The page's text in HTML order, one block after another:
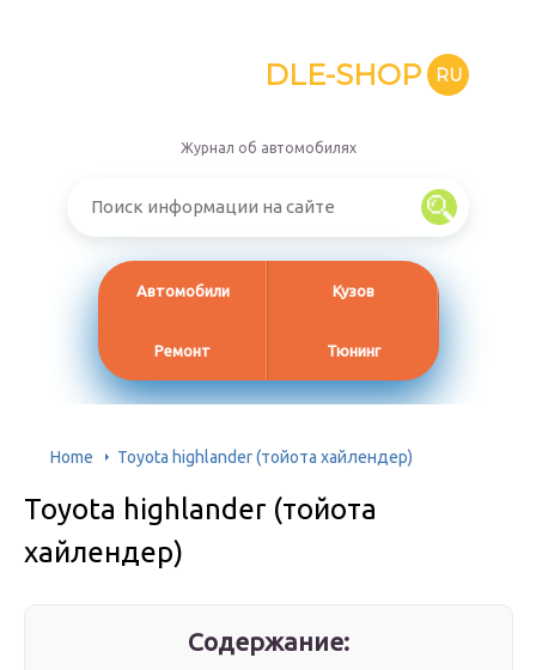
DLE-SHOP RU
Журнал об автомобилях
Автомобили Кузов
Ремонт Тюнинг
Home Toyota highlander (тойота хайлендер)
Toyota highlander (тойота
хайлендер)
Содержание: